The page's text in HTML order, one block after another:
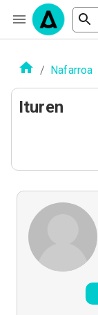
/ Nafarroa
Ituren